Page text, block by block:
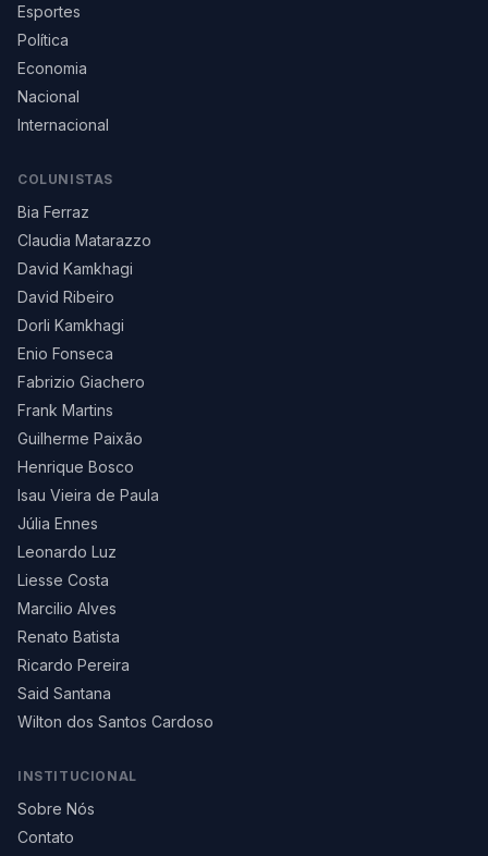
Esportes
Política
Economia
Nacional
Internacional
COLUNISTAS
Bia Ferraz
Claudia Matarazzo
David Kamkhagi
David Ribeiro
Dorli Kamkhagi
Enio Fonseca
Fabrizio Giachero
Frank Martins
Guilherme Paixão
Henrique Bosco
Isau Vieira de Paula
Júlia Ennes
Leonardo Luz
Liesse Costa
Marcilio Alves
Renato Batista
Ricardo Pereira
Said Santana
Wilton dos Santos Cardoso
INSTITUCIONAL
Sobre Nós
Contato